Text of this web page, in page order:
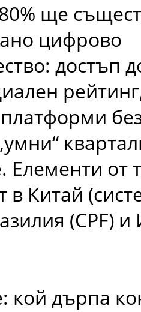
ще
цифрово
достъп
от
в Китай
(CPF)
кой дърпа